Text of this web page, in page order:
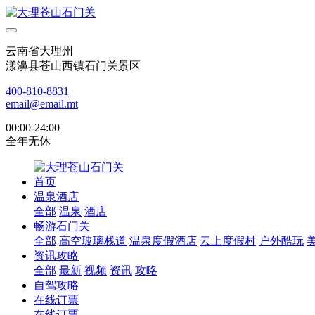
云南省大理州
漾濞县苍山西镇石门关景区
400-810-8831
email@email.mt
00:00-24:00
全年无休
首页
温泉酒店
全部 温泉 酒店
畅游石门关
全部 高空玻璃栈道 温泉度假酒店 云上度假村 户外酷玩
资讯攻略
全部 最新 视频 资讯 攻略
自驾攻略
在线订票